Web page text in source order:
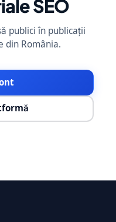
SEO
publici în publicații
din România.